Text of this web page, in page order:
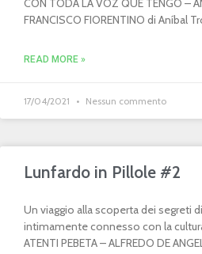
FRANCISCO FIORENTINO di Aníbal
READ MORE »
17/04/2021 Nessun commento
Lunfardo in Pillole #2
Un viaggio alla scoperta dei segreti
intimamente connesso con la
ATENTI PEBETA – ALFREDO DE